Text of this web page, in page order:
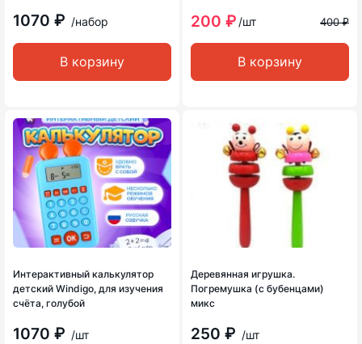
1070 ₽ /набор
В корзину
200 ₽ /шт 400 ₽
В корзину
Интерактивный калькулятор
детский Windigo, для изучения
счёта, голубой
1070 ₽ /шт
Деревянная игрушка.
Погремушка (с бубенцами)
микс
250 ₽ /шт